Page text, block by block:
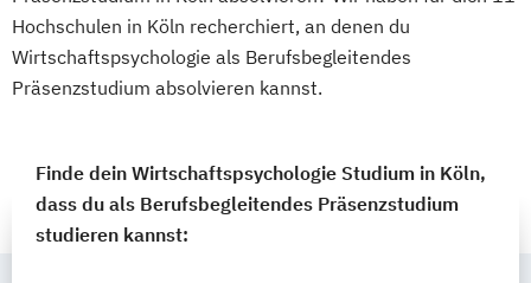
Hochschulen in Köln recherchiert, an denen du
Wirtschaftspsychologie als Berufsbegleitendes
Präsenzstudium absolvieren kannst.
Finde dein Wirtschaftspsychologie Studium in Köln,
dass du als Berufsbegleitendes Präsenzstudium
studieren kannst: